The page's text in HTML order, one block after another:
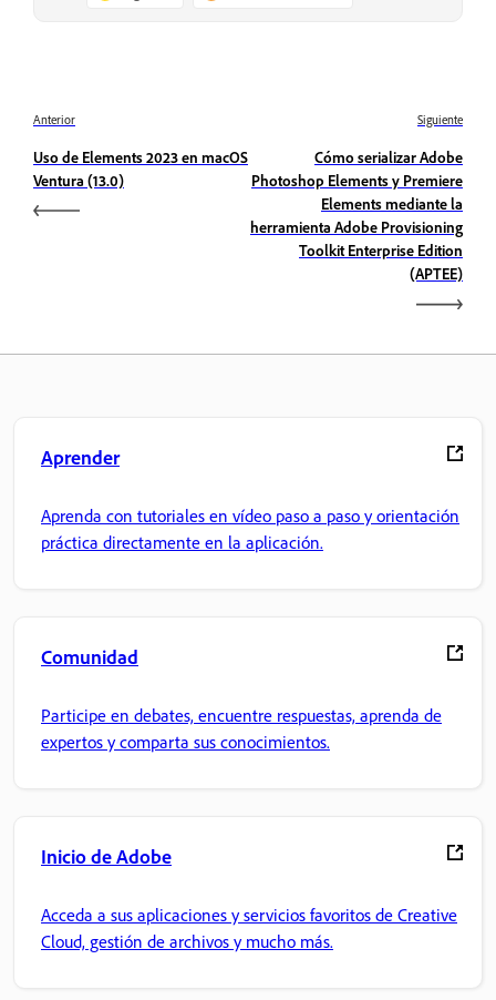
Anterior
Uso de Elements 2023 en macOS
Ventura (13.0)
Siguiente
Cómo serializar Adobe
Photoshop Elements y Premiere
Elements mediante la
herramienta Adobe Provisioning
Toolkit Enterprise Edition
(APTEE)
Aprender
Aprenda con tutoriales en vídeo paso a paso y orientación
práctica directamente en la aplicación.
Comunidad
Participe en debates, encuentre respuestas, aprenda de
expertos y comparta sus conocimientos.
Inicio de Adobe
Acceda a sus aplicaciones y servicios favoritos de Creative
Cloud, gestión de archivos y mucho más.